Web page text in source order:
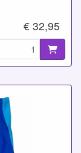
€ 32,95